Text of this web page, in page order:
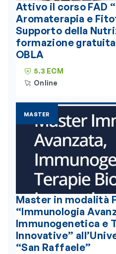
Attivo il corso FAD
Aromaterapia e
Supporto della
formazione
OBLA
5.3 ECM
Online
MASTER
Master in modalità
“Immunologia
Immunogenetica e
Innovative”
“San Raffaele”